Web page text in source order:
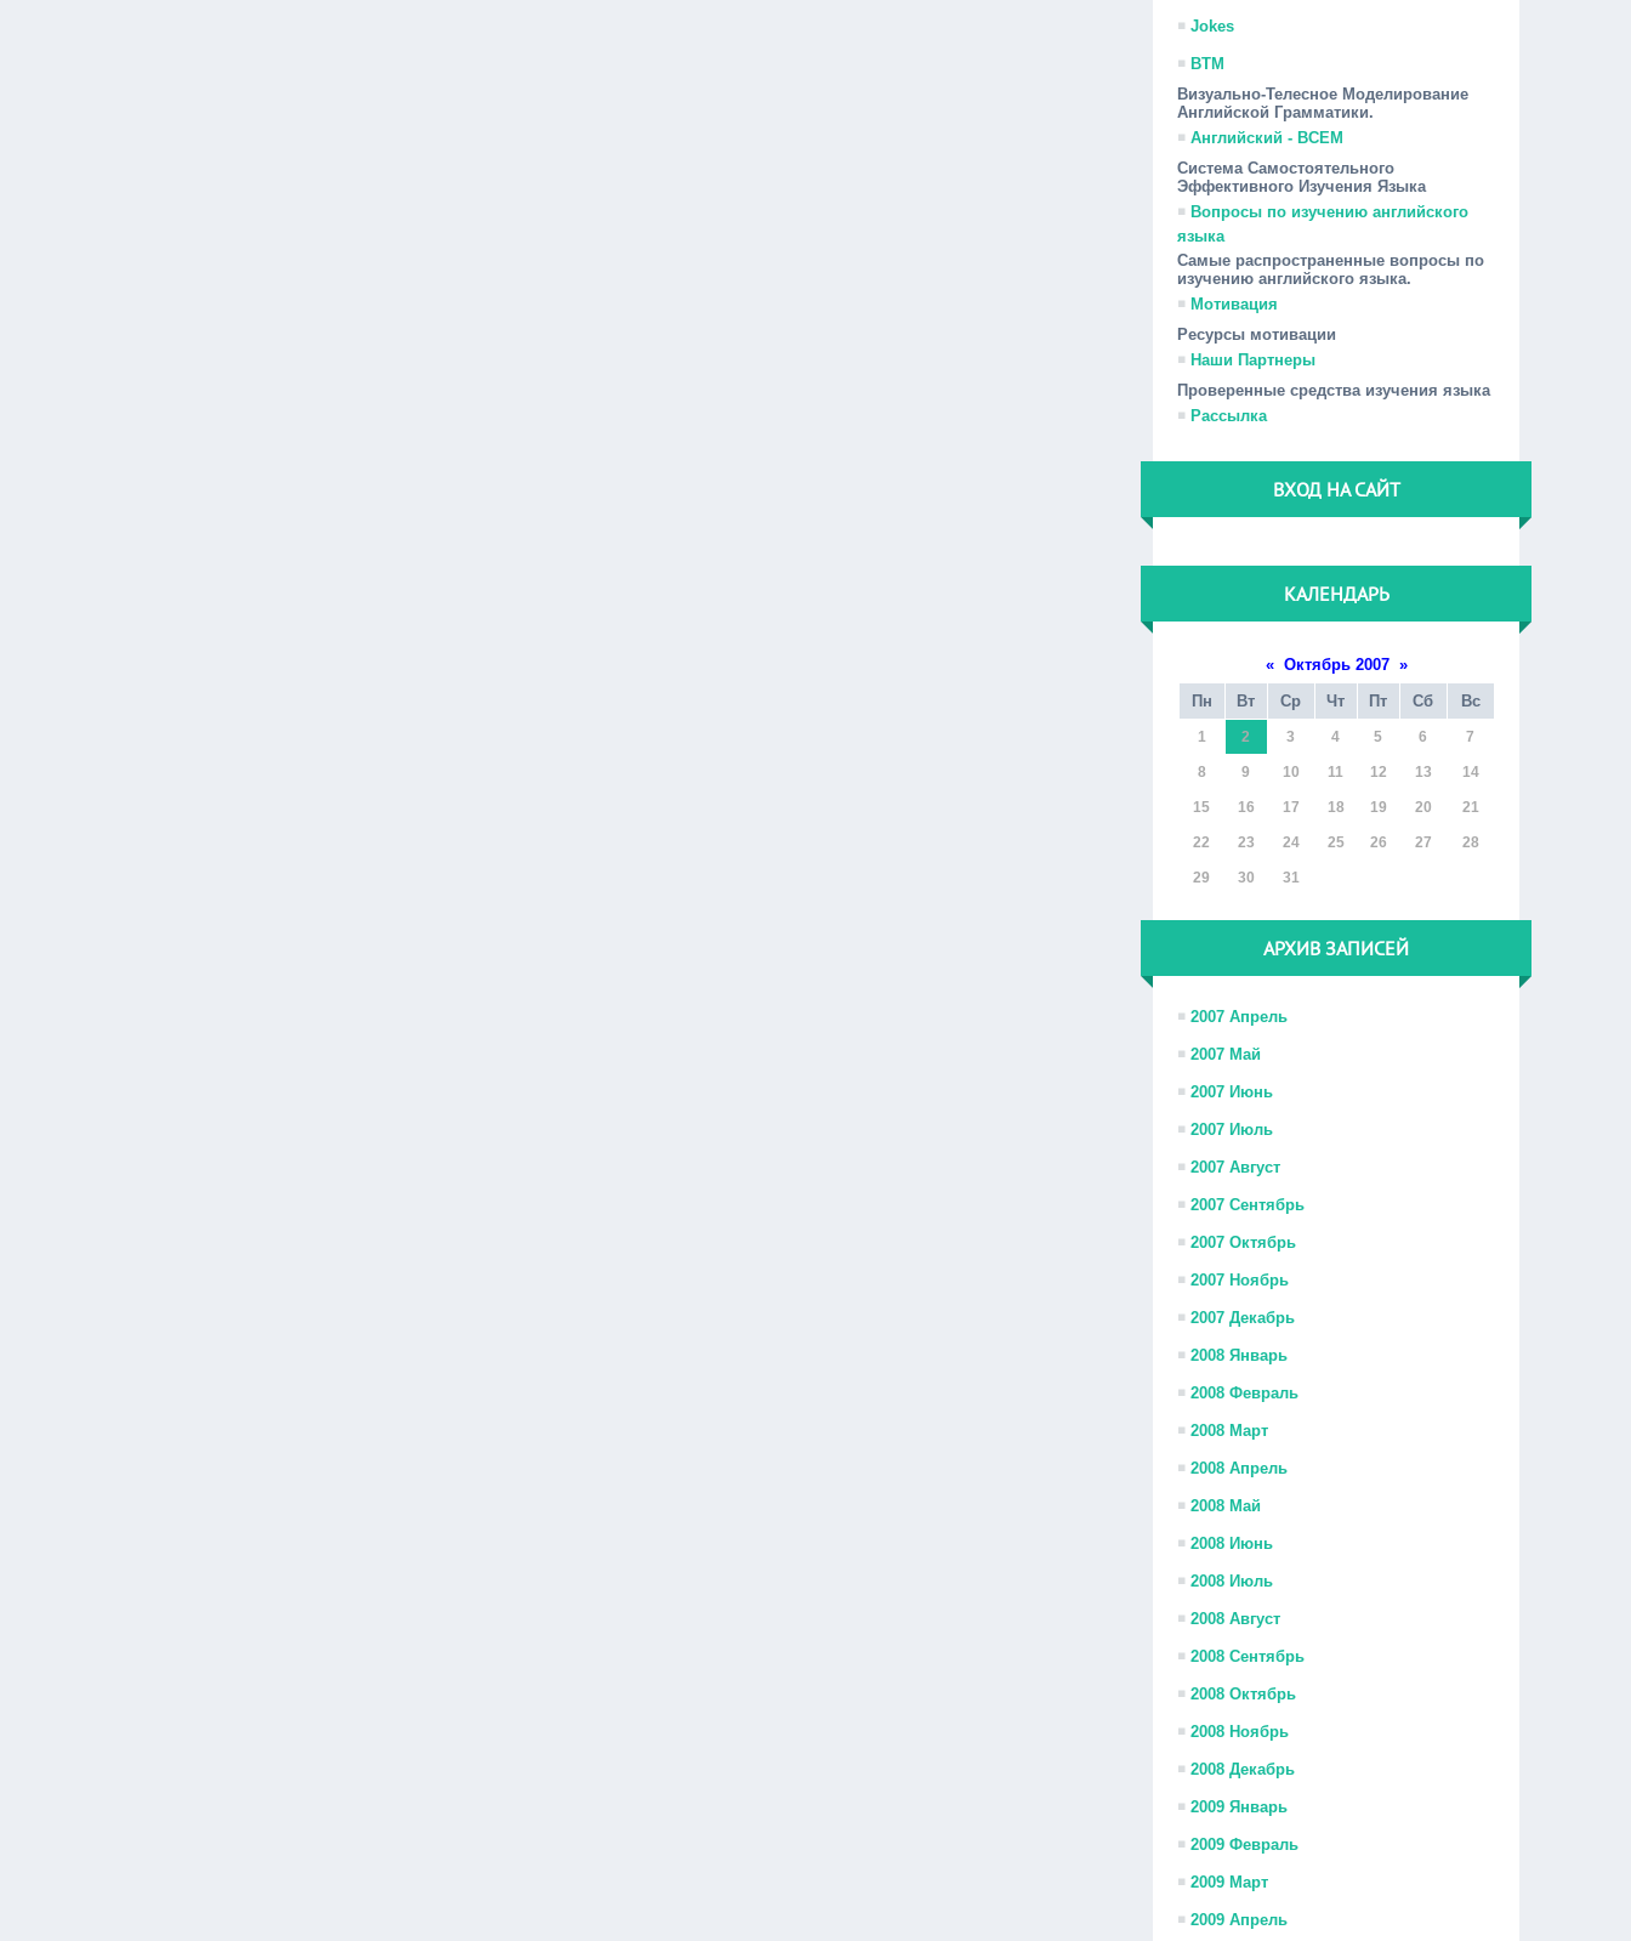
Jokes
ВТМ
Визуально-Телесное Моделирование
Английской Грамматики.
Английский - ВСЕМ
Система Самостоятельного
Эффективного Изучения Языка
Вопросы по изучению английского
языка
Самые распространенные вопросы по
изучению английского языка.
Мотивация
Ресурсы мотивации
Наши Партнеры
Проверенные средства изучения языка
Рассылка
ВХОД НА САЙТ
КАЛЕНДАРЬ
« Октябрь 2007 »
Пн
Вт Ср Чт Пт Сб Вс
1 2 3 4 5 6 7
8 9 10 11 12 13 14
15 16 17 18 19 20 21
22 23 24 25 26 27 28
29 30 31
АРХИВ ЗАПИСЕЙ
2007 Апрель
2007 Май
2007 Июнь
2007 Июль
2007 Август
2007 Сентябрь
2007 Октябрь
2007 Ноябрь
2007 Декабрь
2008 Январь
2008 Февраль
2008 Март
2008 Апрель
2008 Май
2008 Июнь
2008 Июль
2008 Август
2008 Сентябрь
2008 Октябрь
2008 Ноябрь
2008 Декабрь
2009 Январь
2009 Февраль
2009 Март
2009 Апрель